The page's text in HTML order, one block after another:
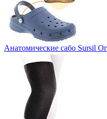
Анатомические сабо Sursil